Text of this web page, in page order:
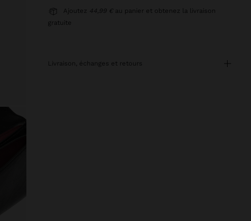
Ajoutez 44,99 € au panier et obtenez la livraison
gratuite
livraison, échanges et retours